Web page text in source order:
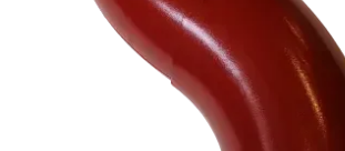
Handle her!